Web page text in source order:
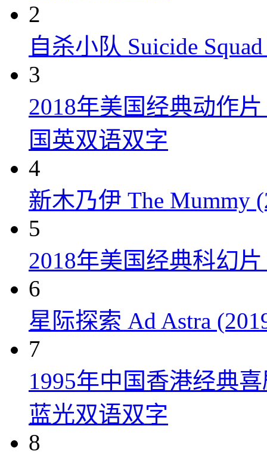
2
自杀小队 Suicide
3
2018年美国经典动作
国英双语双字
4
新木乃伊 The Mummy
5
2018年美国经典科幻
6
星际探索 Ad Astra
7
1995年中国香港经典
蓝光双语双字
8